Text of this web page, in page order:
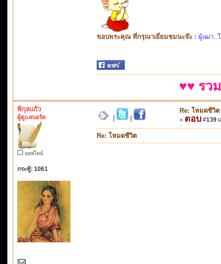
ขอบพระคุณ ที่กรุณาเยี่ยมชมนะจ๊ะ : ผู้เฒ่า..
♥♥ รว
พิกุลแก้ว
ผู้ดูแลบอร์ด
ออฟไลน์
กระทู้: 1061
Re: โหมดชีวิต
« ตอบ #139
Re: โหมดชีวิต